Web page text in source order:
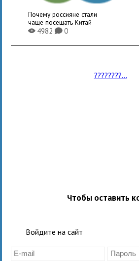
Почему россияне стали
чаще посещать Китай
X4982K0
????????...
Чтобы оставить
Войдите на сайт